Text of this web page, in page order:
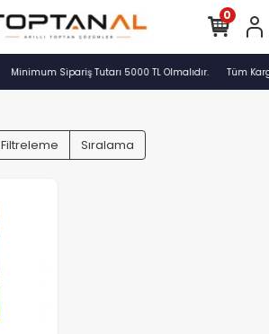
Minimum Sipariş Tutarı 5000 TL Olmalıdır. Tüm
0
Filtreleme Sıralama